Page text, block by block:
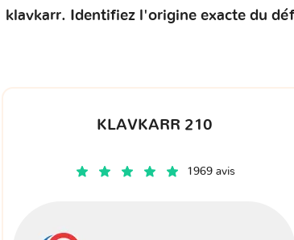
klavkarr. Identifiez l'origine exacte du
KLAVKARR 210
1969 avis